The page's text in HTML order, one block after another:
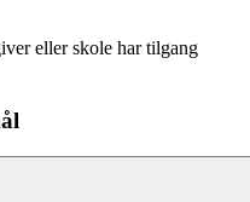
eller skole har tilgang